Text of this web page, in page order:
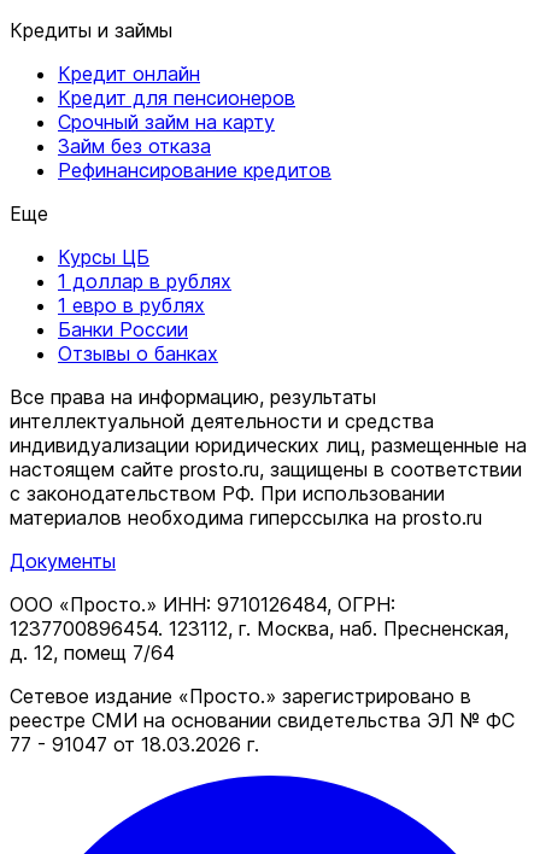
Кредиты и займы
Кредит онлайн
Кредит для пенсионеров
Срочный займ на карту
Займ без отказа
Рефинансирование кредитов
Еще
Курсы ЦБ
1 доллар в рублях
1 евро в рублях
Банки России
Отзывы о банках
Все права на информацию, результаты
интеллектуальной деятельности и средства
индивидуализации юридических лиц, размещенные на
настоящем сайте prosto.ru, защищены в соответствии
c законодательством РФ. При использовании
материалов необходима гиперссылка на prosto.ru
Документы
ООО «Просто.» ИНН: 9710126484, ОГРН:
1237700896454. 123112, г. Москва, наб. Пресненская,
д. 12, помещ 7/64
Сетевое издание «Просто.» зарегистрировано в
реестре СМИ на основании свидетельства ЭЛ № ФС
77 - 91047 от 18.03.2026 г.